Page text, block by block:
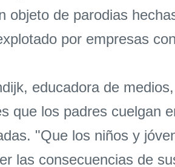
objeto de parodias
por empresas
educadora de
que los padres cuelgan
"Que los niños y
las consecuencias de